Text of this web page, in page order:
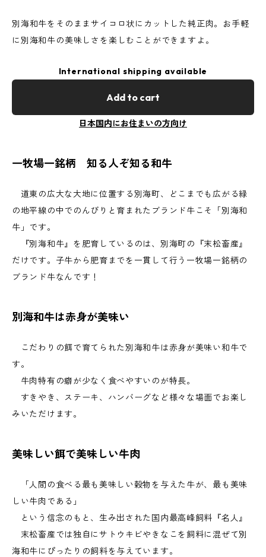
別海和牛をそのままサイコロ状にカットした純正肉。お手軽
に別海和牛の美味しさを楽しむことができますよ。
International shipping available
Add to cart
日本国内にお住まいの方向け
一牧場一銘柄 知る人ぞ知る和牛
道東の広大な大地に位置する別海町、どこまでも広がる緑
の地平線の中でのんびりと育まれたブランド牛こそ「別海和
牛」です。
『別海和牛』を肥育しているのは、別海町の『末松畜産』
だけです。子牛から肥育までを一貫して行う一牧場一銘柄の
ブランド牛なんです！
別海和牛は赤身が美味い
こだわりの餌で育てられた別海和牛は赤身が美味い和牛で
す。
牛肉特有の癖が少なく食べやすいのが特長。
すきやき、ステーキ、ハンバーグなど様々な場面でお楽し
みいただけます。
美味しい餌で美味しい牛肉
「人間の食べる最も美味しい穀物を与えた牛が、最も美味
しい牛肉である」
という信念のもと、生み出された国内最高峰飼料『名人』
末松畜産では独自にサトウキビやきなこを飼料に混ぜて別
海和牛にぴったりの飼料を与えています。